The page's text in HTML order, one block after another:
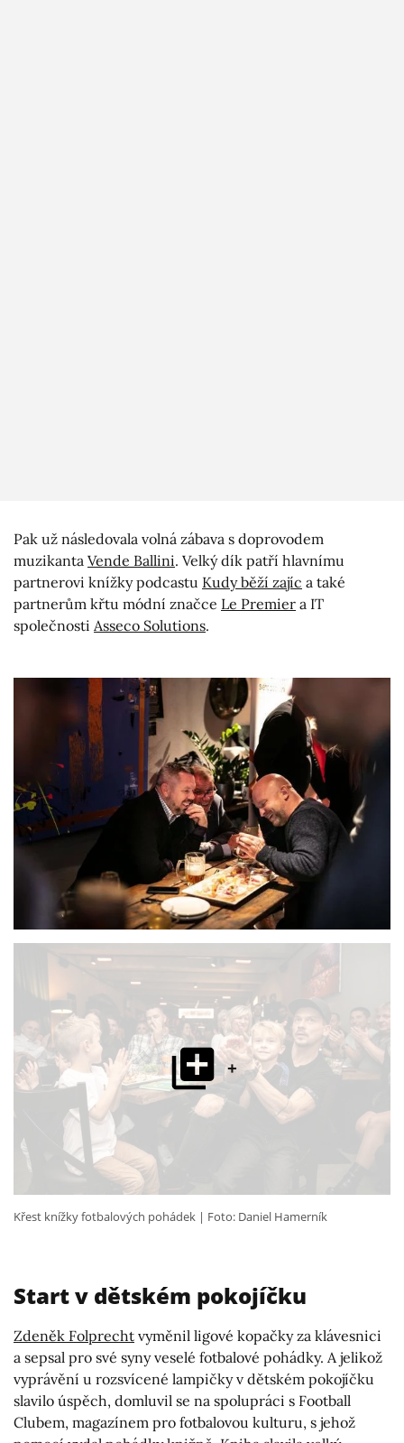
Pak už následovala volná zábava s doprovodem
muzikanta Vende Ballini. Velký dík patří hlavnímu
partnerovi knížky podcastu Kudy běží zajíc a také
partnerům křtu módní značce Le Premier a IT
společnosti Asseco Solutions.
+
Křest knížky fotbalových pohádek Foto: Daniel Hamerník
Start v dětském pokojíčku
Zdeněk Folprecht vyměnil ligové kopačky za klávesnici
a sepsal pro své syny veselé fotbalové pohádky. A jelikož
vyprávění u rozsvícené lampičky v dětském pokojíčku
slavilo úspěch, domluvil se na spolupráci s Football
Clubem, magazínem pro fotbalovou kulturu, s jehož